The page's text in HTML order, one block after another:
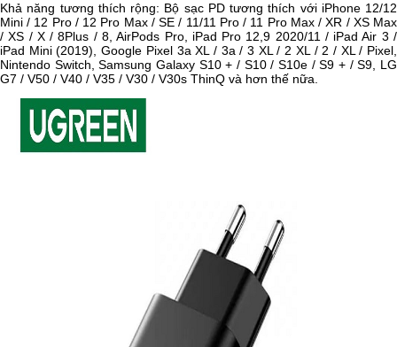
Khả năng tương thích rộng: Bộ sạc PD tương thích với iPhone 12/12
Mini / 12 Pro / 12 Pro Max / SE / 11/11 Pro / 11 Pro Max / XR / XS Max
/ XS / X / 8Plus / 8, AirPods Pro, iPad Pro 12,9 2020/11 / iPad Air 3 /
iPad Mini (2019), Google Pixel 3a XL / 3a / 3 XL / 2 XL / 2 / XL / Pixel,
Nintendo Switch, Samsung Galaxy S10 + / S10 / S10e / S9 + / S9, LG
G7 / V50 / V40 / V35 / V30 / V30s ThinQ và hơn thế nữa.